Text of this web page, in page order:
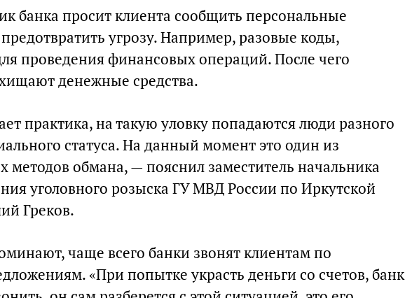
банка просит клиента сообщить персональные
угрозу. Например, разовые коды,
проведения финансовых операций. После чего
денежные средства.
практика, на такую уловку попадаются люди разного
статуса. На данный момент это один из
методов обмана, — пояснил заместитель начальника
уголовного розыска ГУ МВД России по Иркутской
Греков.
чаще всего банки звонят клиентам по
«При попытке украсть деньги со счетов, банк